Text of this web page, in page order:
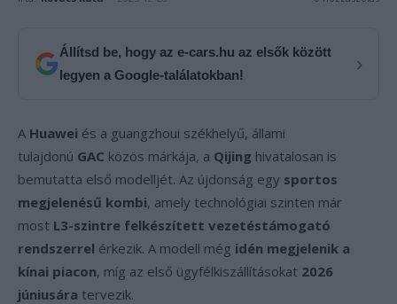
Állítsd be, hogy az e-cars.hu az elsők között
legyen a Google-találatokban!
›
A Huawei és a guangzhoui székhelyű, állami
tulajdonú GAC közös márkája, a Qijing hivatalosan is
bemutatta első modelljét. Az újdonság egy sportos
megjelenésű kombi, amely technológiai szinten már
most L3-szintre felkészített vezetéstámogató
rendszerrel érkezik. A modell még idén megjelenik a
kínai piacon, míg az első ügyfélkiszállításokat 2026
júniusára tervezik.